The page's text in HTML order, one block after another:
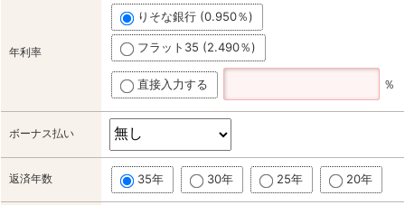
年利率
りそな銀行 (0.950％)
フラット35 (2.490％)
直接入力する ％
ボーナス払い
返済年数 35年 30年 25年 20年